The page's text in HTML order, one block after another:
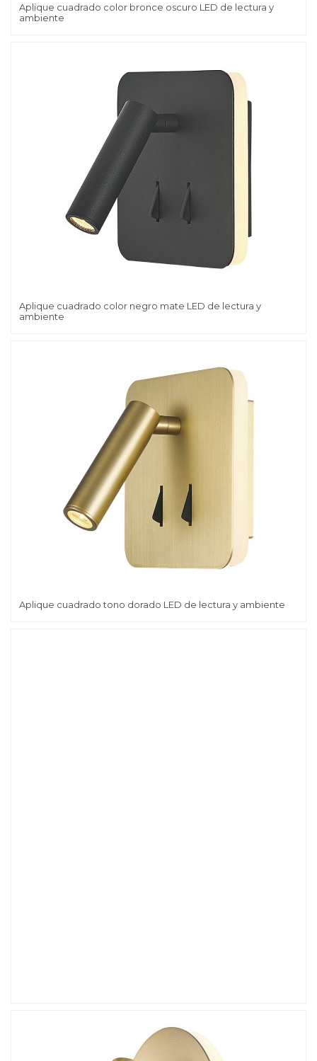
Aplique cuadrado color bronce oscuro LED de lectura y
ambiente
Aplique cuadrado color negro mate LED de lectura y
ambiente
Aplique cuadrado tono dorado LED de lectura y ambiente